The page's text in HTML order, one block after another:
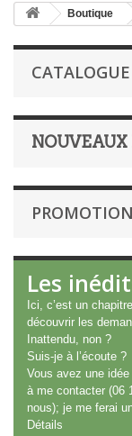
Boutique
CATALOGUE
NOUVEAUX
Les
Ici, c’est un
découvrir les
Inattendu, non ?
Suis-je à l’écoute ?
Vous avez une
à me contacter (06
nous); je me ferai
Détails